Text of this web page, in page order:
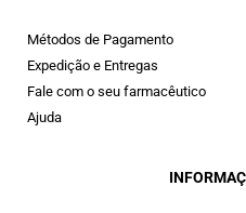
Métodos de Pagamento
Expedição e Entregas
Fale com o seu farmacêutico
Ajuda